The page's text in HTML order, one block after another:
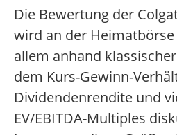
Die Bewertung der
wird an der Heimatbörse
allem anhand
dem Kurs-Gewinn-
Dividendenrendite und
EV/EBITDA-Multiples